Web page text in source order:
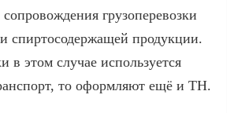
грузоперевозки
спиртосодержащей продукции.
в этом случае используется
то оформляют ещё и ТН.